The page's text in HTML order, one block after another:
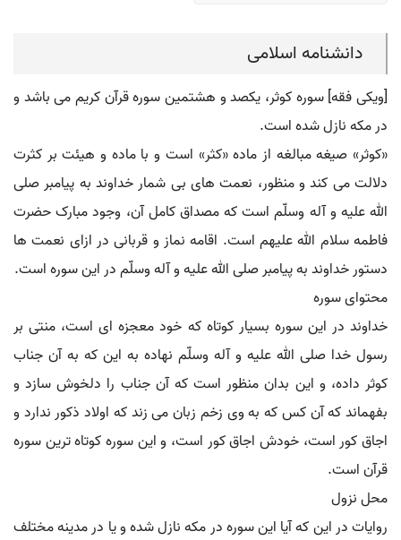
دانشنامه اسلامی
[ویکی فقه] سوره کوثر، یکصد و هشتمین سوره قرآن کریم می باشد و
در مکه نازل شده است.
«کوثر» صیغه مبالغه از ماده «کثر» است و با ماده و هیئت بر کثرت
دلالت می کند و منظور، نعمت های بی شمار خداوند به پیامبر صلی
الله علیه و آله وسلّم است که مصداق کامل آن، وجود مبارک حضرت
فاطمه سلام الله علیهم است. اقامه نماز و قربانی در ازای نعمت ها
دستور خداوند به پیامبر صلی الله علیه و آله وسلّم در این سوره است.
محتوای سوره
خداوند در این سوره بسیار کوتاه که خود معجزه ای است، منتی بر
رسول خدا صلی الله علیه و آله وسلّم نهاده به این که به آن جناب
کوثر داده، و این بدان منظور است که آن جناب را دلخوش سازد و
بفهماند که آن کس که به وی زخم زبان می زند که اولاد ذکور ندارد و
اجاق کور است، خودش اجاق کور است، و این سوره کوتاه ترین سوره
قرآن است.
محل نزول
روایات در این که آیا این سوره در مکه نازل شده و یا در مدینه مختلف